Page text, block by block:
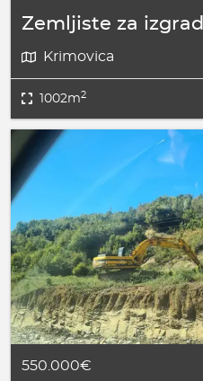
Zemljiste za
Krimovica
1002m2
550.000€